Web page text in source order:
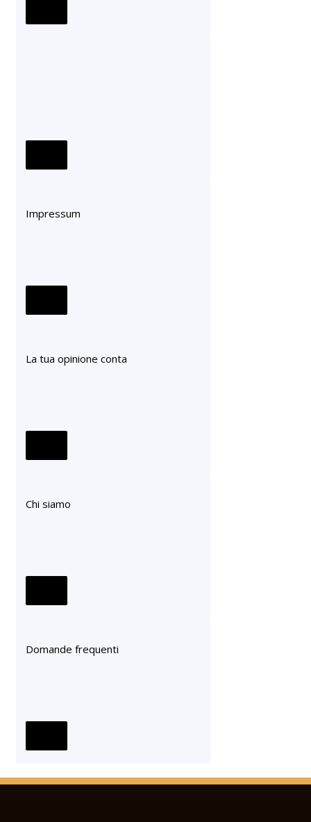
Impressum
La tua opinione conta
Chi siamo
Domande frequenti